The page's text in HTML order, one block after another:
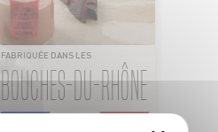
FABRIQUÉE DANS LES
BOUCHES-DU-RHÔNE